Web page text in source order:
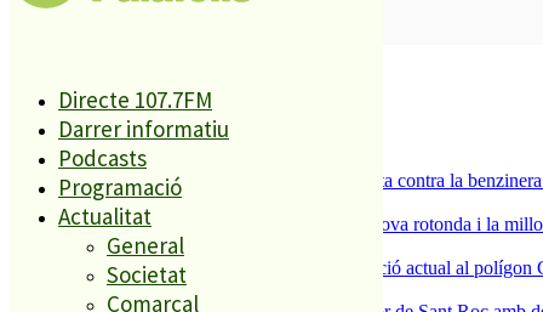
Directe 107.7FM
Darrer informatiu
Podcasts
Programació
Actualitat
General
Societat
Comarcal
1
ESPORTS CAP DE SETMANA
2
Els veïns de Palafolls refermen la seva lluita contra la
3
S’aprova definitivament el projecte de la nova rotonda i la
La Nau d’Entitats mantindrà la seva ubicació actual al polígon